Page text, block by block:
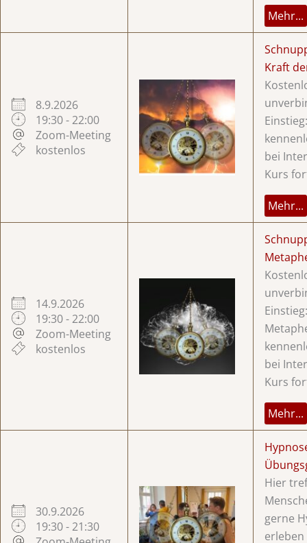
Mehr...
8.9.2026
19:30 - 22:00
Zoom-Meeting
kostenlos
Kraft
bei
Kurs
Mehr...
14.9.2026
19:30 - 22:00
Zoom-Meeting
kostenlos
Einstieg:
bei
Kurs
Mehr...
30.9.2026
19:30 - 21:30
Hier
gerne